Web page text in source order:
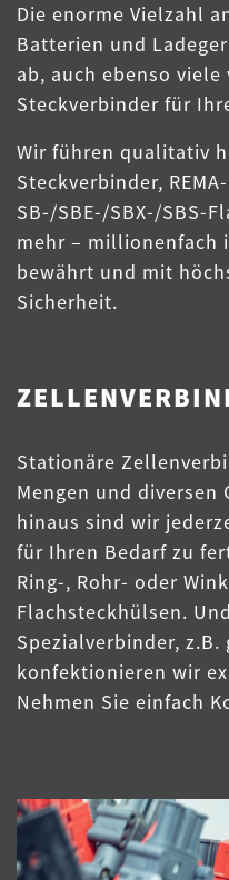
Die enorme Vielzahl
Batterien und
ab, auch ebenso
Steckverbinder für
Wir führen qualitativ
Steckverbinder,
SB-/SBE-/SBX-/SBS-
mehr – millionenfach
bewährt und mit
Sicherheit.
Stationäre
Mengen und diversen
hinaus sind wir
für Ihren Bedarf zu
Ring-, Rohr- oder
Flachsteckhülsen.
Spezialverbinder,
konfektionieren wir
Nehmen Sie einfach